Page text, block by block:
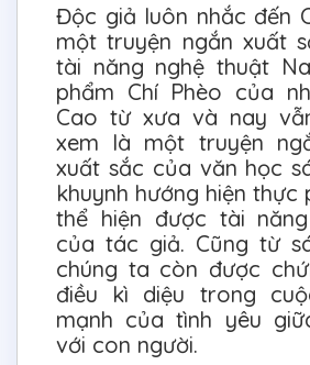
Độc giả luôn nhắc đến
một truyện ngắn xuất
tài năng nghệ thuật
phẩm Chí Phèo của
Cao từ xưa và nay
xem là một truyện
xuất sắc của văn học
khuynh hướng hiện thực
thể hiện được tài
của tác giả. Cũng từ
chúng ta còn được
điều kì diệu trong
mạnh của tình yêu
với con người.